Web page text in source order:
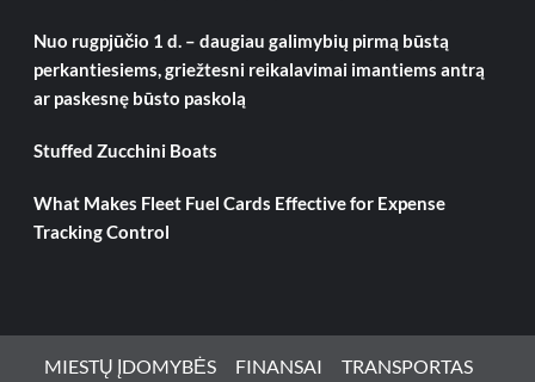
Nuo rugpjūčio 1 d. – daugiau galimybių pirmą būstą
perkantiesiems, griežtesni reikalavimai imantiems antrą
ar paskesnę būsto paskolą
Stuffed Zucchini Boats
What Makes Fleet Fuel Cards Effective for Expense
Tracking Control
MIESTŲ ĮDOMYBĖS FINANSAI
TRANSPORTAS